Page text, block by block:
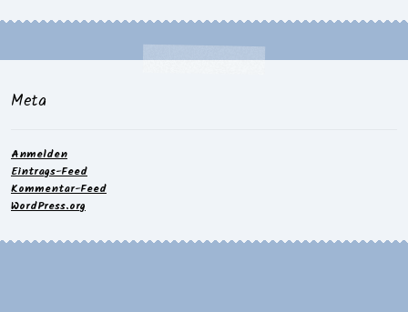
Meta
Anmelden
Eintrags-Feed
Kommentar-Feed
WordPress.org